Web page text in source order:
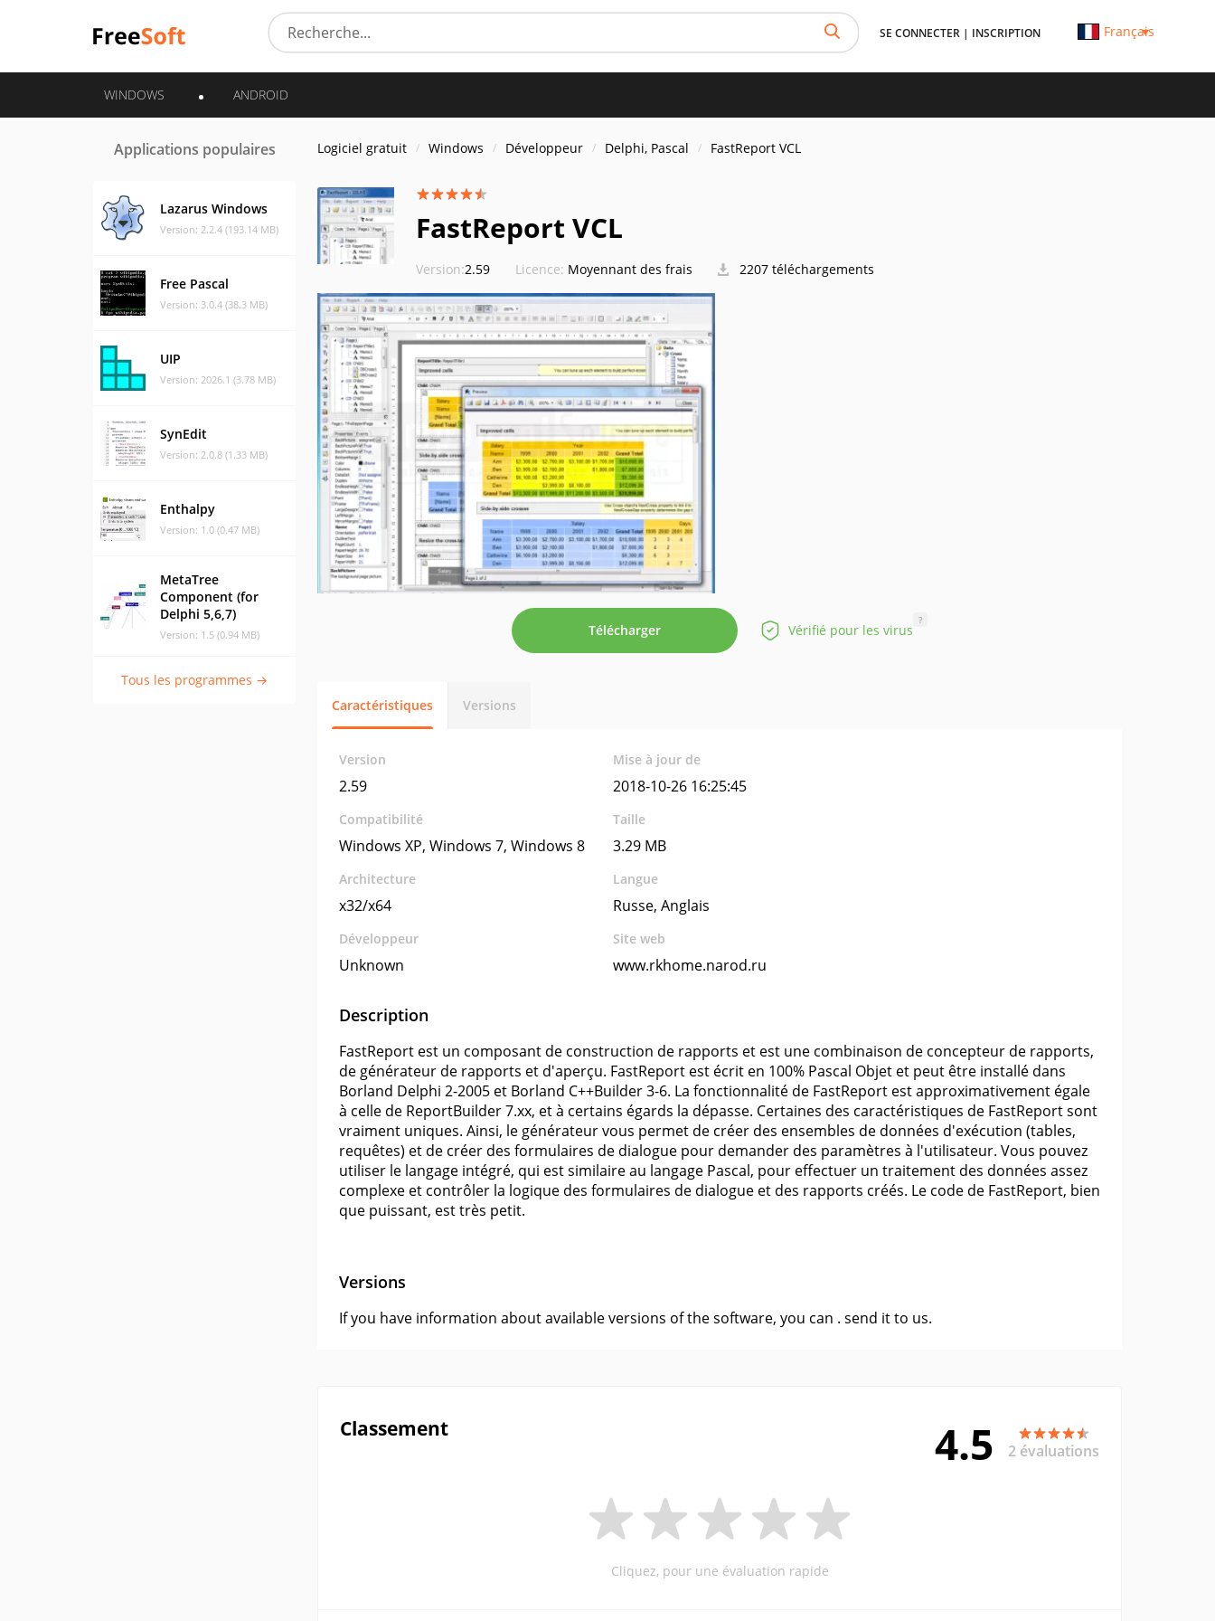
SE CONNECTER | INSCRIPTION Français
WINDOWS ANDROID
Applications populaires
Lazarus Windows
Version: 2.2.4 (193.14 MB)
Free Pascal
Version: 3.0.4 (38.3 MB)
UIP
Version: 2026.1 (3.78 MB)
SynEdit
Version: 2.0.8 (1.33 MB)
Enthalpy
Version: 1.0 (0.47 MB)
MetaTree
Component (for
Delphi 5,6,7)
Version: 1.5 (0.94 MB)
Tous les programmes →
Logiciel gratuit Windows Développeur Delphi, Pascal FastReport VCL
FastReport VCL
Version:2.59 Licence: Moyennant des frais 2207 téléchargements
Télécharger Vérifié pour les virus
?
Caractéristiques Versions
Version
2.59
Mise à jour de
2018-10-26 16:25:45
Compatibilité
Windows XP, Windows 7, Windows 8
Taille
3.29 MB
Architecture
x32/x64
Langue
Russe, Anglais
Développeur
Unknown
Site web
www.rkhome.narod.ru
Description
FastReport est un composant de construction de rapports et est une combinaison de concepteur de rapports,
de générateur de rapports et d'aperçu. FastReport est écrit en 100% Pascal Objet et peut être installé dans
Borland Delphi 2-2005 et Borland C++Builder 3-6. La fonctionnalité de FastReport est approximativement égale
à celle de ReportBuilder 7.xx, et à certains égards la dépasse. Certaines des caractéristiques de FastReport sont
vraiment uniques. Ainsi, le générateur vous permet de créer des ensembles de données d'exécution (tables,
requêtes) et de créer des formulaires de dialogue pour demander des paramètres à l'utilisateur. Vous pouvez
utiliser le langage intégré, qui est similaire au langage Pascal, pour effectuer un traitement des données assez
complexe et contrôler la logique des formulaires de dialogue et des rapports créés. Le code de FastReport, bien
que puissant, est très petit.
Versions
If you have information about available versions of the software, you can . send it to us.
Classement 4.5 2 évaluations
Cliquez, pour une évaluation rapide